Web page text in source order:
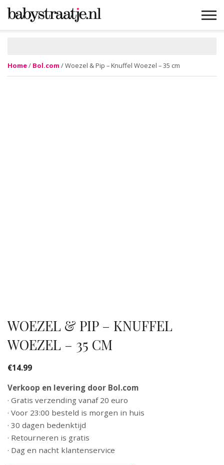
Home/ Bol.com / Woezel & Pip – Knuffel Woezel – 35 cm
WOEZEL & PIP – KNUFFEL
WOEZEL – 35 CM
€14.99
Verkoop en levering door Bol.com
· Gratis verzending vanaf 20 euro
· Voor 23:00 besteld is morgen in huis
· 30 dagen bedenktijd
· Retourneren is gratis
· Dag en nacht klantenservice